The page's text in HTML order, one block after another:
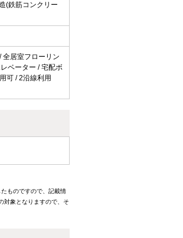
(鉄筋コンクリー
全居室フローリン
ベーター / 宅配ボ
可 / 2沿線利用
ものですので、記載情
対象となりますので、そ